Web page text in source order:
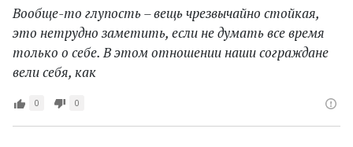
Вообще-то глупость – вещь чрезвычайно стойкая,
это нетрудно заметить, если не думать все время
только о себе. В этом отношении наши сограждане
вели себя, как
0 0